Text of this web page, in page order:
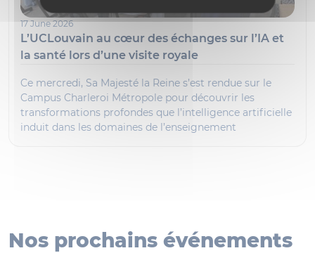
17 June 2026
L’UCLouvain au cœur des échanges sur l’IA et
la santé lors d’une visite royale
Ce mercredi, Sa Majesté la Reine s’est rendue sur le
Campus Charleroi Métropole pour découvrir les
transformations profondes que l’intelligence artificielle
induit dans les domaines de l’enseignement
Nos prochains événements